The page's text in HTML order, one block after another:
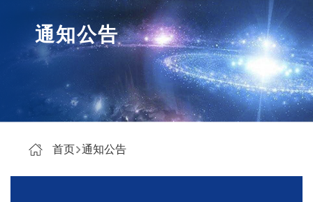
通知公告
首页 通知公告